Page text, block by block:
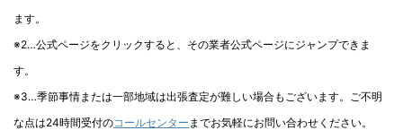
ます。
※2…公式ページをクリックすると、その業者公式ページにジャンプできま
す。
※3…季節事情または一部地域は出張査定が難しい場合もございます。ご不明
な点は24時間受付のコールセンター までお気軽にお問い合わせください。